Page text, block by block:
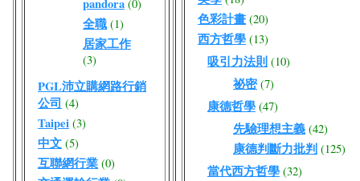
(0)
全職 (1)
居家工作
(3)
PGL沛立購網路行銷
公司 (4)
Taipei (3)
中文 (5)
互聯網行業 (0)
色彩計畫 (20)
西方哲學 (13)
吸引力法則 (10)
祕密 (7)
康德哲學 (47)
先驗理想主義 (42)
康德判斷力批判 (125)
當代西方哲學 (32)